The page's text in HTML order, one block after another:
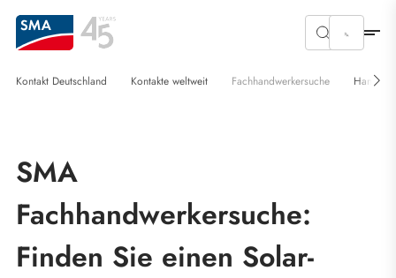
Kontakt Deutschland Kontakte weltweit Fachhandwerkersuche
SMA
Fachhandwerkersuche:
Finden Sie einen Solar-